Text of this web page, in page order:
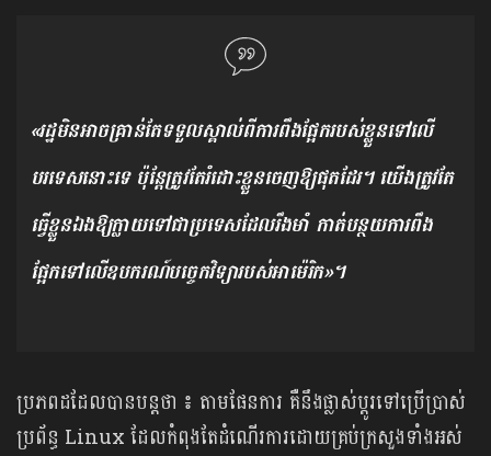
«រដ្ឋមិនអាចគ្រាន់តែទទួលស្គាល់ពីការពឹងផ្អែករបស់ខ្លួនទៅលើ
បរទេសនោះទេ ប៉ុន្តែត្រូវតែរំដោះខ្លួនចេញឱ្យផុតដែរ។ យើងត្រូវតែ
ធ្វើខ្លួនឯងឱ្យក្លាយទៅជាប្រទេសដែលរឹងមាំ កាត់បន្ថយការពឹង
ផ្អែកទៅលើឧបករណ៍បច្ចេកវិទ្យារបស់អាម៉េរិក»។
ប្រភពដដែលបានបន្តថា ៖ តាមផែនការ គឺនឹងផ្លាស់ប្តូរទៅប្រើប្រាស់
ប្រព័ន្ធ Linux ដែលកំពុងតែដំណើរការដោយគ្រប់ក្រសួងទាំងអស់